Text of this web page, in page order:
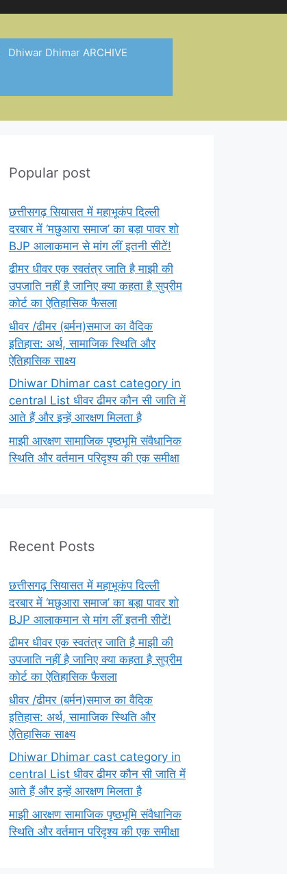
Dhiwar Dhimar ARCHIVE
Popular post
छत्तीसगढ़ सियासत में महाभूकंप दिल्ली
दरबार में ‘मछुआरा समाज’ का बड़ा पावर शो
BJP आलाकमान से मांग लीं इतनी सीटें!
ढीमर धीवर एक स्वतंत्र जाति है माझी की
उपजाति नहीं है जानिए क्या कहता है सुप्रीम
कोर्ट का ऐतिहासिक फैसला
धीवर /ढीमर (बर्मन)समाज का वैदिक
इतिहास: अर्थ, सामाजिक स्थिति और
ऐतिहासिक साक्ष्य
Dhiwar Dhimar cast category in
central List धीवर ढीमर कौन सी जाति में
आते हैं और इन्हें आरक्षण मिलता है
माझी आरक्षण सामाजिक पृष्ठभूमि संवैधानिक
स्थिति और वर्तमान परिदृश्य की एक समीक्षा
Recent Posts
छत्तीसगढ़ सियासत में महाभूकंप दिल्ली
दरबार में ‘मछुआरा समाज’ का बड़ा पावर शो
BJP आलाकमान से मांग लीं इतनी सीटें!
ढीमर धीवर एक स्वतंत्र जाति है माझी की
उपजाति नहीं है जानिए क्या कहता है सुप्रीम
कोर्ट का ऐतिहासिक फैसला
धीवर /ढीमर (बर्मन)समाज का वैदिक
इतिहास: अर्थ, सामाजिक स्थिति और
ऐतिहासिक साक्ष्य
Dhiwar Dhimar cast category in
central List धीवर ढीमर कौन सी जाति में
आते हैं और इन्हें आरक्षण मिलता है
माझी आरक्षण सामाजिक पृष्ठभूमि संवैधानिक
स्थिति और वर्तमान परिदृश्य की एक समीक्षा